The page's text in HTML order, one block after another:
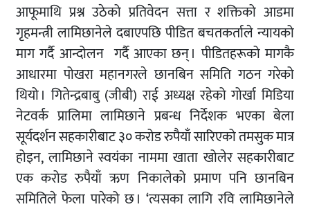
आफूमाथि प्रश्न उठेको प्रतिवेदन सत्ता र शक्तिको आडमा
गृहमन्त्री लामिछानेले दबाएपछि पीडित बचतकर्ताले न्यायको
माग गर्दै आन्दोलन गर्दै आएका छन् । पीडितहरूको मागकै
आधारमा पोखरा महानगरले छानबिन समिति गठन गरेको
थियो । गितेन्द्रबाबु (जीबी) राई अध्यक्ष रहेको गोर्खा मिडिया
नेटवर्क प्रालिमा लामिछाने प्रबन्ध निर्देशक भएका बेला
सूर्यदर्शन सहकारीबाट ३० करोड रुपैयाँ सारिएको तमसुक मात्र
होइन, लामिछाने स्वयंका नाममा खाता खोलेर सहकारीबाट
एक करोड रुपैयाँ ऋण निकालेको प्रमाण पनि छानबिन
समितिले फेला पारेको छ । ‘त्यसका लागि रवि लामिछानेले